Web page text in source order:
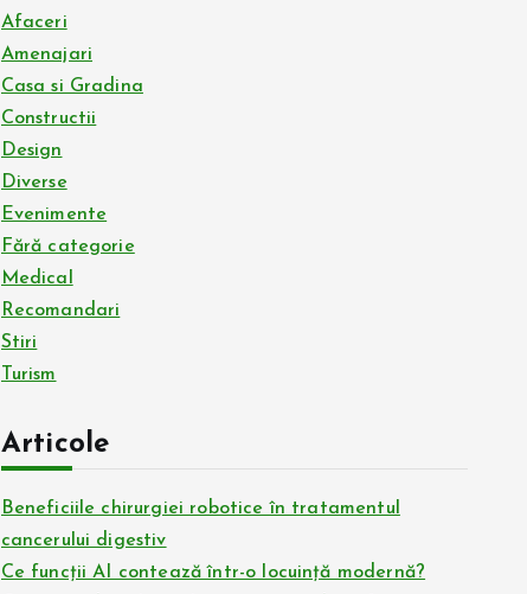
Afaceri
Amenajari
Casa si Gradina
Constructii
Design
Diverse
Evenimente
Fără categorie
Medical
Recomandari
Stiri
Turism
Articole
Beneficiile chirurgiei robotice în tratamentul
cancerului digestiv
Ce funcții AI contează într-o locuință modernă?